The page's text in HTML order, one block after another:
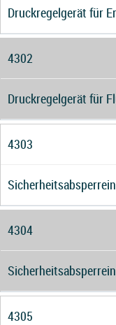
Druckregelgerät für
4302
Druckregelgerät für
4303
4304
4305